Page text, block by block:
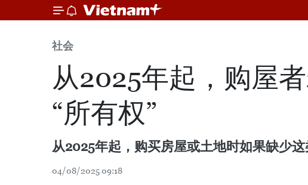
社会
从2025年起，购屋
“所有权”
从2025年起，购买房屋或土地时如果缺少
04/08/2025 09:18